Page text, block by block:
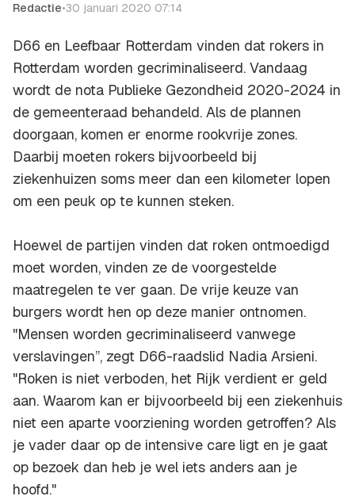
Redactie•30 januari 2020 07:14
D66 en Leefbaar Rotterdam vinden dat rokers in
Rotterdam worden gecriminaliseerd. Vandaag
wordt de nota Publieke Gezondheid 2020-2024 in
de gemeenteraad behandeld. Als de plannen
doorgaan, komen er enorme rookvrije zones.
Daarbij moeten rokers bijvoorbeeld bij
ziekenhuizen soms meer dan een kilometer lopen
om een peuk op te kunnen steken.
Hoewel de partijen vinden dat roken ontmoedigd
moet worden, vinden ze de voorgestelde
maatregelen te ver gaan. De vrije keuze van
burgers wordt hen op deze manier ontnomen.
"Mensen worden gecriminaliseerd vanwege
verslavingen’’, zegt D66-raadslid Nadia Arsieni.
"Roken is niet verboden, het Rijk verdient er geld
aan. Waarom kan er bijvoorbeeld bij een ziekenhuis
niet een aparte voorziening worden getroffen? Als
je vader daar op de intensive care ligt en je gaat
op bezoek dan heb je wel iets anders aan je
hoofd."